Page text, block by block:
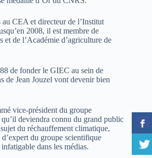
CEA et directeur de l’Institut
2008, il est membre de
et de l’Académie d’agriculture de
de fonder le GIEC au sein de
de Jean Jouzel vont devenir bien
vice-président du groupe
deviendra connu du grand public
du réchauffement climatique,
du groupe scientifique
dans les médias.